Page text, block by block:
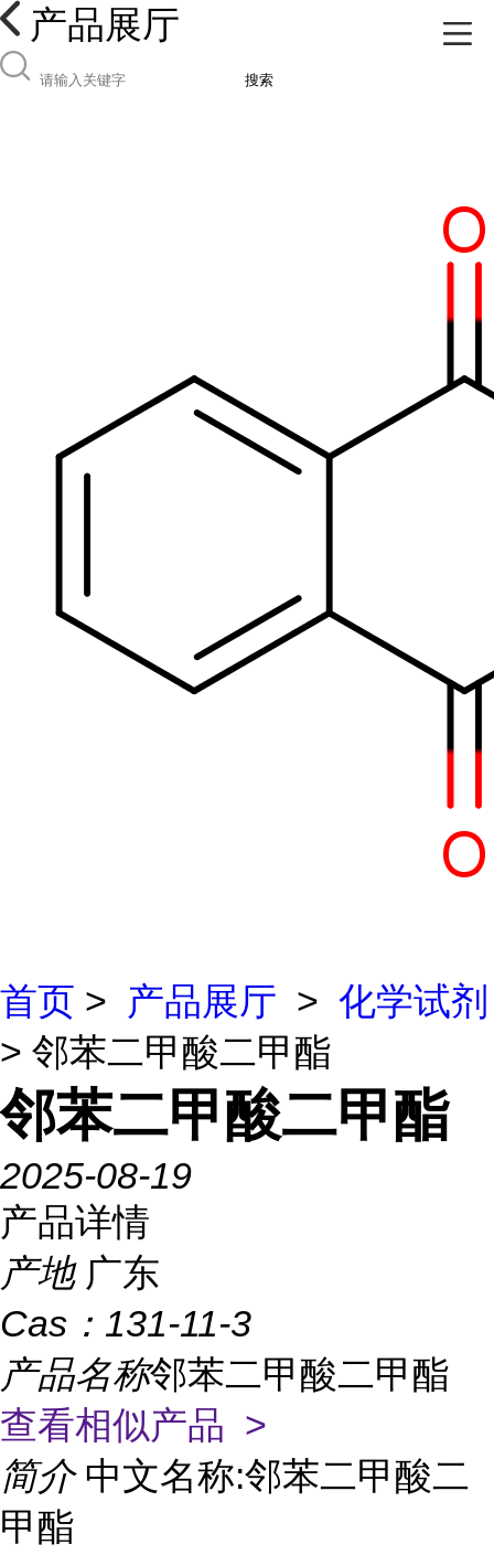
产品展厅
搜索
首页 > 产品展厅 > 化学试剂
> 邻苯二甲酸二甲酯
邻苯二甲酸二甲酯
2025-08-19
产品详情
产地 广东
Cas： 131-11-3
产品名称邻苯二甲酸二甲酯
查看相似产品 >
简介 中文名称:邻苯二甲酸二
甲酯